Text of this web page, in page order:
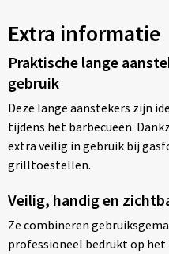
Extra informatie
Praktische lange
gebruik
Deze lange aanstekers zijn
tijdens het barbecueën.
extra veilig in gebruik bij
grilltoestellen.
Veilig, handig en
Ze combineren
professioneel bedrukt op